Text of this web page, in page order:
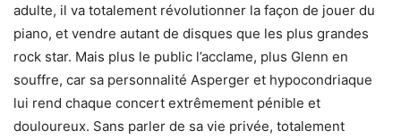
adulte, il va totalement révolutionner la façon de jouer du
piano, et vendre autant de disques que les plus grandes
rock star. Mais plus le public l’acclame, plus Glenn en
souffre, car sa personnalité Asperger et hypocondriaque
lui rend chaque concert extrêmement pénible et
douloureux. Sans parler de sa vie privée, totalement